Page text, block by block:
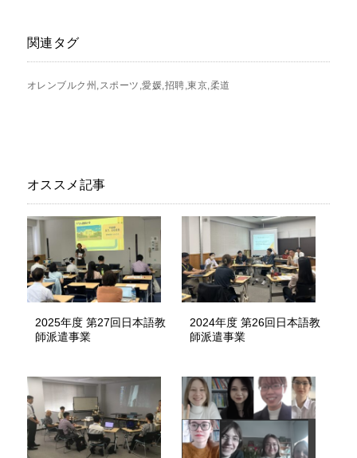
関連タグ
オレンブルク州 スポーツ 愛媛 招聘 東京 柔道
オススメ記事
2025年度 第27回日本語教
師派遣事業
2024年度 第26回日本語教
師派遣事業